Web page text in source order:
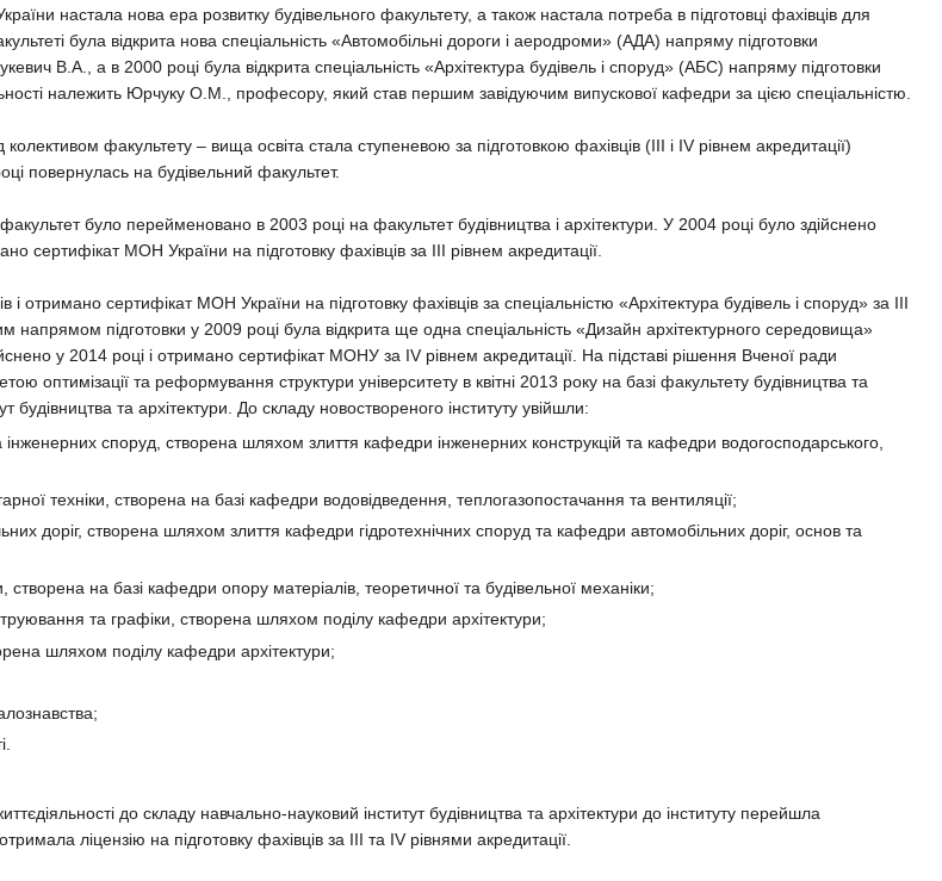
настала нова ера розвитку будівельного факультету, а також настала потреба в підготовці фахівців для
була відкрита нова спеціальність «Автомобільні дороги і аеродроми» (АДА) напряму підготовки
В.А., а в 2000 році була відкрита спеціальність «Архітектура будівель і споруд» (АБС) напряму підготовки
належить Юрчуку О.М., професору, який став першим завідуючим випускової кафедри за цією спеціальністю.
факультету – вища освіта стала ступеневою за підготовкою фахівців (ІІІ і ІV рівнем акредитації)
повернулась на будівельний факультет.
було перейменовано в 2003 році на факультет будівництва і архітектури. У 2004 році було здійснено
сертифікат МОН України на підготовку фахівців за ІІІ рівнем акредитації.
отримано сертифікат МОН України на підготовку фахівців за спеціальністю «Архітектура будівель і споруд» за ІІІ
напрямом підготовки у 2009 році була відкрита ще одна спеціальність «Дизайн архітектурного середовища»
у 2014 році і отримано сертифікат МОНУ за ІV рівнем акредитації. На підставі рішення Вченої ради
оптимізації та реформування структури університету в квітні 2013 року на базі факультету будівництва та
будівництва та архітектури. До складу новоствореного інституту увійшли:
споруд, створена шляхом злиття кафедри інженерних конструкцій та кафедри водогосподарського,
техніки, створена на базі кафедри водовідведення, теплогазопостачання та вентиляції;
доріг, створена шляхом злиття кафедри гідротехнічних споруд та кафедри автомобільних доріг, основ та
на базі кафедри опору матеріалів, теоретичної та будівельної механіки;
та графіки, створена шляхом поділу кафедри архітектури;
шляхом поділу кафедри архітектури;
до складу навчально-науковий інститут будівництва та архітектури до інституту перейшла
ліцензію на підготовку фахівців за ІІІ та ІV рівнями акредитації.